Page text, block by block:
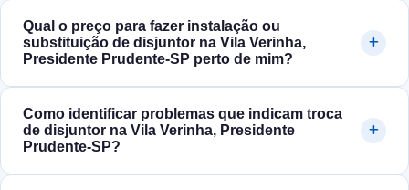
Qual o preço para fazer instalação ou
substituição de disjuntor na Vila Verinha,
Presidente Prudente‑SP perto de mim?
Como identificar problemas que indicam troca
de disjuntor na Vila Verinha, Presidente
Prudente‑SP?